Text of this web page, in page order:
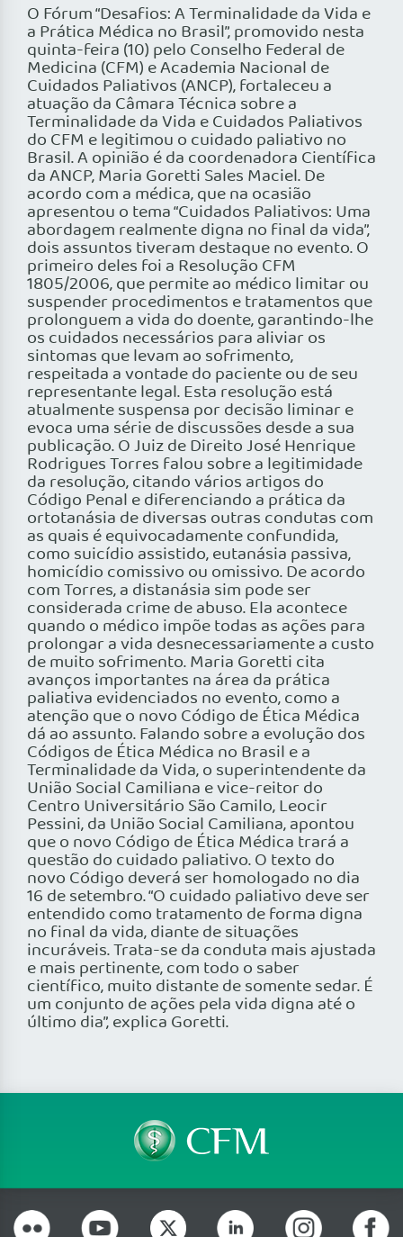
O Fórum “Desafios: A Terminalidade da Vida e
a Prática Médica no Brasil”, promovido nesta
quinta-feira (10) pelo Conselho Federal de
Medicina (CFM) e Academia Nacional de
Cuidados Paliativos (ANCP), fortaleceu a
atuação da Câmara Técnica sobre a
Terminalidade da Vida e Cuidados Paliativos
do CFM e legitimou o cuidado paliativo no
Brasil. A opinião é da coordenadora Científica
da ANCP, Maria Goretti Sales Maciel. De
acordo com a médica, que na ocasião
apresentou o tema “Cuidados Paliativos: Uma
abordagem realmente digna no final da vida”,
dois assuntos tiveram destaque no evento. O
primeiro deles foi a Resolução CFM
1805/2006, que permite ao médico limitar ou
suspender procedimentos e tratamentos que
prolonguem a vida do doente, garantindo-lhe
os cuidados necessários para aliviar os
sintomas que levam ao sofrimento,
respeitada a vontade do paciente ou de seu
representante legal. Esta resolução está
atualmente suspensa por decisão liminar e
evoca uma série de discussões desde a sua
publicação. O Juiz de Direito José Henrique
Rodrigues Torres falou sobre a legitimidade
da resolução, citando vários artigos do
Código Penal e diferenciando a prática da
ortotanásia de diversas outras condutas com
as quais é equivocadamente confundida,
como suicídio assistido, eutanásia passiva,
homicídio comissivo ou omissivo. De acordo
com Torres, a distanásia sim pode ser
considerada crime de abuso. Ela acontece
quando o médico impõe todas as ações para
prolongar a vida desnecessariamente a custo
de muito sofrimento. Maria Goretti cita
avanços importantes na área da prática
paliativa evidenciados no evento, como a
atenção que o novo Código de Ética Médica
dá ao assunto. Falando sobre a evolução dos
Códigos de Ética Médica no Brasil e a
Terminalidade da Vida, o superintendente da
União Social Camiliana e vice-reitor do
Centro Universitário São Camilo, Leocir
Pessini, da União Social Camiliana, apontou
que o novo Código de Ética Médica trará a
questão do cuidado paliativo. O texto do
novo Código deverá ser homologado no dia
16 de setembro. “O cuidado paliativo deve ser
entendido como tratamento de forma digna
no final da vida, diante de situações
incuráveis. Trata-se da conduta mais ajustada
e mais pertinente, com todo o saber
científico, muito distante de somente sedar. É
um conjunto de ações pela vida digna até o
último dia”, explica Goretti.